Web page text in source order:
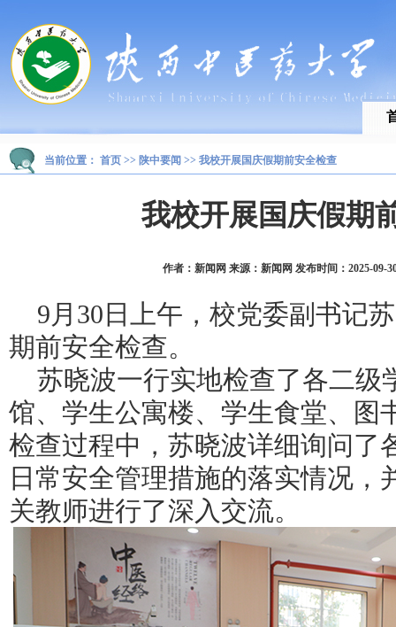
当前位置： 首页 >> 陕中要闻 >> 我校开展国庆假期前安全检查
我校开展国庆假期
作者：新闻网 来源：新闻网 发布时间：2025-09-
9月30日上午，校党委副书记
期前安全检查。
苏晓波一行实地检查了各二级
馆、学生公寓楼、学生食堂、图
检查过程中，苏晓波详细询问了
日常安全管理措施的落实情况，
关教师进行了深入交流。